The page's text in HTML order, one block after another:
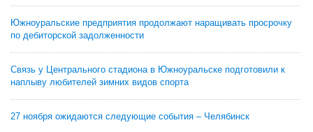
Южноуральские предприятия продолжают наращивать просрочку
по дебиторской задолженности
Связь у Центрального стадиона в Южноуральске подготовили к
наплыву любителей зимних видов спорта
27 ноября ожидаются следующие события – Челябинск